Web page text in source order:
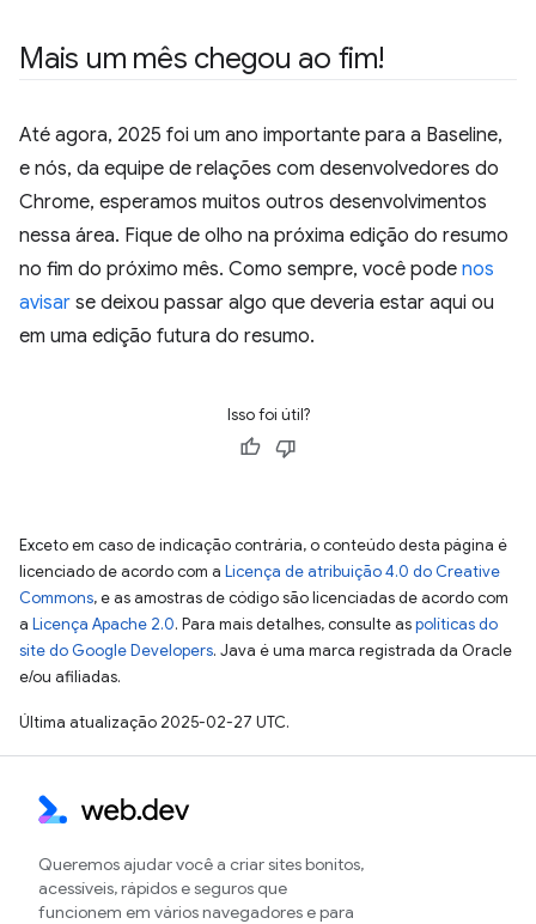
Mais um mês chegou ao fim!
Até agora, 2025 foi um ano importante para a Baseline,
e nós, da equipe de relações com desenvolvedores do
Chrome, esperamos muitos outros desenvolvimentos
nessa área. Fique de olho na próxima edição do resumo
no fim do próximo mês. Como sempre, você pode nos
avisar se deixou passar algo que deveria estar aqui ou
em uma edição futura do resumo.
Isso foi útil?
Exceto em caso de indicação contrária, o conteúdo desta página é
licenciado de acordo com a Licença de atribuição 4.0 do Creative
Commons, e as amostras de código são licenciadas de acordo com
a Licença Apache 2.0. Para mais detalhes, consulte aspolíticas do
site do Google Developers. Java é uma marca registrada da Oracle
e/ou afiliadas.
Última atualização 2025-02-27 UTC.
Queremos ajudar você a criar sites bonitos,
acessíveis, rápidos e seguros que
funcionem em vários navegadores e para